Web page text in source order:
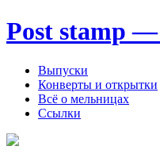
Post stamp
Выпуски
Конверты и открытки
Всё о мельницах
Ссылки